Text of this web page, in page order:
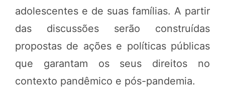
adolescentes e de suas famílias. A partir
das discussões serão construídas
propostas de ações e políticas públicas
que garantam os seus direitos no
contexto pandêmico e pós-pandemia.